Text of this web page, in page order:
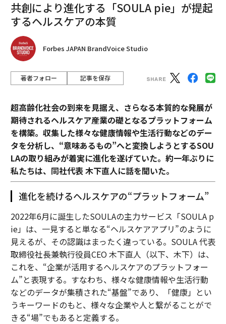
共創により進化する「SOULA pie」が提起
するヘルスケアの本質
Forbes JAPAN BrandVoice Studio
著者フォロー 記事を保存
超高齢化社会の到来を見据え、さらなる本質的な発展が
期待されるヘルスケア産業の礎となるプラットフォーム
を構築。収集した様々な健康情報や生活行動などのデー
タを分析し、“意味あるもの”へと変換しようとするSOU
LAの取り組みが着実に進化を遂げていた。約一年ぶりに
私たちは、同社代表 木下直人に話を聞いた。
進化を続けるヘルスケアの“プラットフォーム”
2022年6月に誕生したSOULAの主力サービス「SOULA p
ie」は、一見すると単なる“ヘルスケアアプリ”のように
見えるが、その認識はまったく違っている。SOULA 代表
取締役社長兼執行役員CEO 木下直人（以下、木下）は、
これを、“企業が活用するヘルスケアのプラットフォー
ム”と表現する。すなわち、様々な健康情報や生活行動
などのデータが集積された“基盤”であり、「健康」とい
うキーワードのもと、様々な企業や人と繋がることがで
きる“場”でもあると定義する。